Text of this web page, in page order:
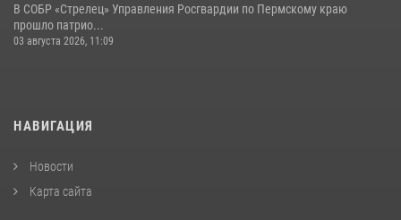
В СОБР «Стрелец» Управления Росгвардии по Пермскому краю
прошло патрио...
03 августа 2026, 11:09
НАВИГАЦИЯ
Новости
Карта сайта